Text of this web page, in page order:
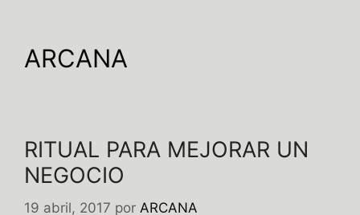
ARCANA
RITUAL PARA MEJORAR UN
NEGOCIO
19 abril, 2017 por ARCANA